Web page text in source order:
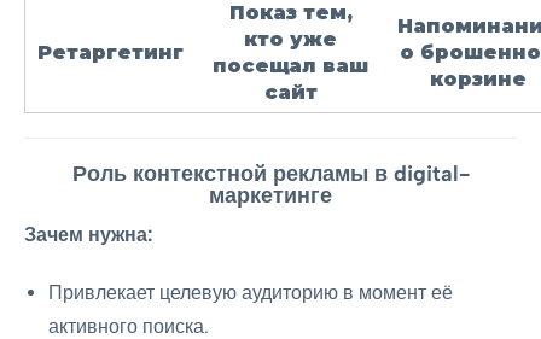
Ретаргетинг
Показ тем,
кто уже
посещал ваш
сайт
о
корзине
Роль контекстной рекламы в digital-
маркетинге
Зачем нужна:
Привлекает целевую аудиторию в момент её
активного поиска.